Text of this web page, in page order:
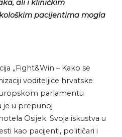
ali i kliničkim
pacijentima mogla
„Fight&Win – Kako se
voditeljice hrvatske
parlamentu
je u prepunoj
Osijek. Svoja iskustva u
kao pacijenti, političari i